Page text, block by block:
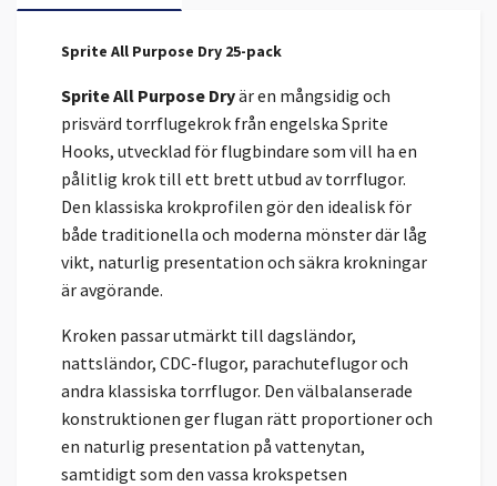
Sprite All Purpose Dry 25-pack
Sprite All Purpose Dryär en mångsidig och
prisvärd torrflugekrok från engelska Sprite
Hooks, utvecklad för flugbindare som vill ha en
pålitlig krok till ett brett utbud av torrflugor.
Den klassiska krokprofilen gör den idealisk för
både traditionella och moderna mönster där låg
vikt, naturlig presentation och säkra krokningar
är avgörande.
Kroken passar utmärkt till dagsländor,
nattsländor, CDC-flugor, parachuteflugor och
andra klassiska torrflugor. Den välbalanserade
konstruktionen ger flugan rätt proportioner och
en naturlig presentation på vattenytan,
samtidigt som den vassa krokspetsen